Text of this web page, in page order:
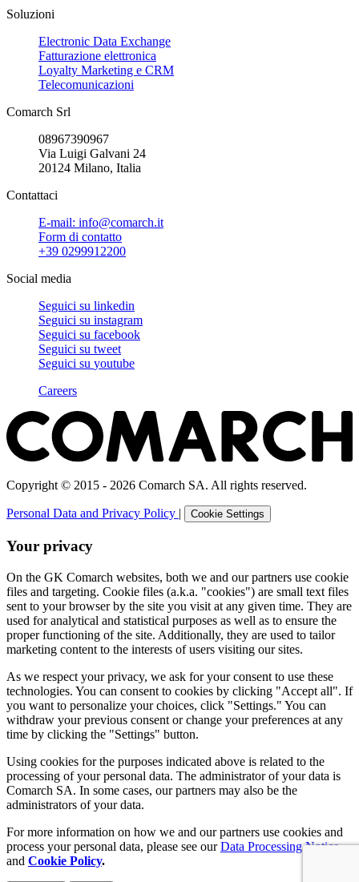
Soluzioni
Electronic Data Exchange
Fatturazione elettronica
Loyalty Marketing e CRM
Telecomunicazioni
Comarch Srl
08967390967
Via Luigi Galvani 24
20124 Milano, Italia
Contattaci
E-mail: info@comarch.it
Form di contatto
+39 0299912200
Social media
Seguici su linkedin
Seguici su instagram
Seguici su facebook
Seguici su tweet
Seguici su youtube
Careers
Copyright © 2015 - 2026 Comarch SA. All rights reserved.
Personal Data and Privacy Policy | Cookie Settings
Your privacy
On the GK Comarch websites, both we and our partners use cookie
files and targeting. Cookie files (a.k.a. "cookies") are small text files
sent to your browser by the site you visit at any given time. They are
used for analytical and statistical purposes as well as to ensure the
proper functioning of the site. Additionally, they are used to tailor
marketing content to the interests of users visiting our sites.
As we respect your privacy, we ask for your consent to use these
technologies. You can consent to cookies by clicking "Accept all". If
you want to personalize your choices, click "Settings." You can
withdraw your previous consent or change your preferences at any
time by clicking the "Settings" button.
Using cookies for the purposes indicated above is related to the
processing of your personal data. The administrator of your data is
Comarch SA. In some cases, our partners may also be the
administrators of your data.
For more information on how we and our partners use cookies and
process your personal data, please see ourData Processing Notice
and Cookie Policy.